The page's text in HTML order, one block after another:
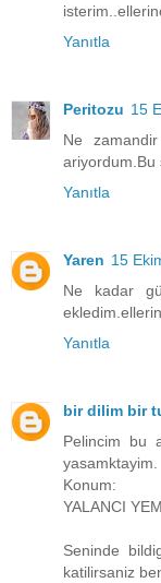
Yanıtla
Peritozu 15
Ne
ariyordum.Bu
Yanıtla
Yaren 15
Ne kadar
Yanıtla
bir dilim bir
Pelincim bu
yasamktayim.
Konum:
YALANCI
Seninde
katilirsaniz